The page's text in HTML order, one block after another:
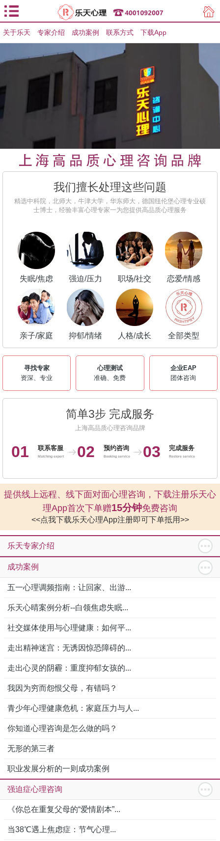
用户登录 用户注册
关于乐天 专家介绍 成功案例 联系方式 下载App
我们擅长处理这些问题
精选中科院，北师大，牛津大学，华东师大，德国纽伦堡心理专业硕
士博士，经验丰富心理专家一为您提供高品质心理服务
失眠/焦虑 强迫/压力 职场/社交 恋爱/情感
亲子/家庭 抑郁/情绪 人格/成长 全部类型
寻找专家
资深、专业
心理测试
准确、免费
企业EAP
团体咨询
简单3步 完成服务
上海高品质心理咨询品牌
01 联系客服
Matching expert 02 预约咨询
Booking service 03 完成服务
Restore service
提供线上远程、线下面对面心理咨询，下载注册乐天心
理App首次下单赠15分钟免费咨询
<<点我下载乐天心理App注册即可下单抵用>>
乐天专家介绍
成功案例
五一心理调频指南：让回家、出游...
乐天心晴案例分析--白领焦虑失眠...
社交媒体使用与心理健康：如何平...
走出精神迷宫：无诱因惊恐障碍的...
走出心灵的阴霾：重度抑郁女孩的...
我因为穷而怨恨父母，有错吗？
青少年心理健康危机：家庭压力与人...
你知道心理咨询是怎么做的吗？
无形的第三者
职业发展分析的一则成功案例
强迫症心理咨询
《你总在重复父母的“爱情剧本”...
当38℃遇上焦虑症：节气心理...